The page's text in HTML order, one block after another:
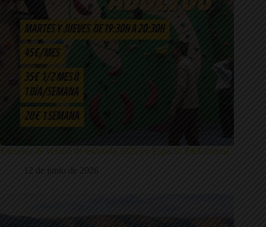
Escuelas de verano de escalada 2026 en Espacio Pachamama
12 de junio de 2026